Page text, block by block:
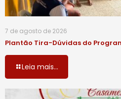
7 de agosto de 2026
Plantão Tira-Dúvidas do
Leia mais...